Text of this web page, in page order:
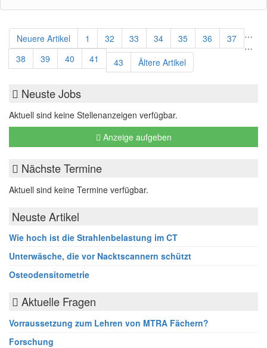
Neuere Artikel 1 …
32 33 34 35 36
37
38
39 40 41
…
43
Ältere Artikel
Neuste Jobs
Aktuell sind keine Stellenanzeigen verfügbar.
Anzeige aufgeben
Nächste Termine
Aktuell sind keine Termine verfügbar.
Neuste Artikel
Wie hoch ist die Strahlenbelastung im CT
Unterwäsche, die vor Nacktscannern schützt
Osteodensitometrie
Aktuelle Fragen
Vorraussetzung zum Lehren von MTRA Fächern?
Forschung